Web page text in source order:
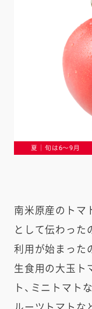
夏｜旬は6〜9月
南米原産のトマ
として伝わった
利用が始まった
生食用の大玉ト
ト、ミニトマト